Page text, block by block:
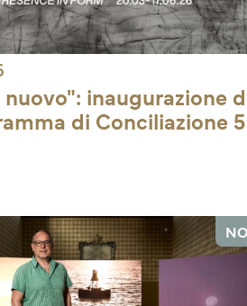
inaugurazione
di Conciliazione 5